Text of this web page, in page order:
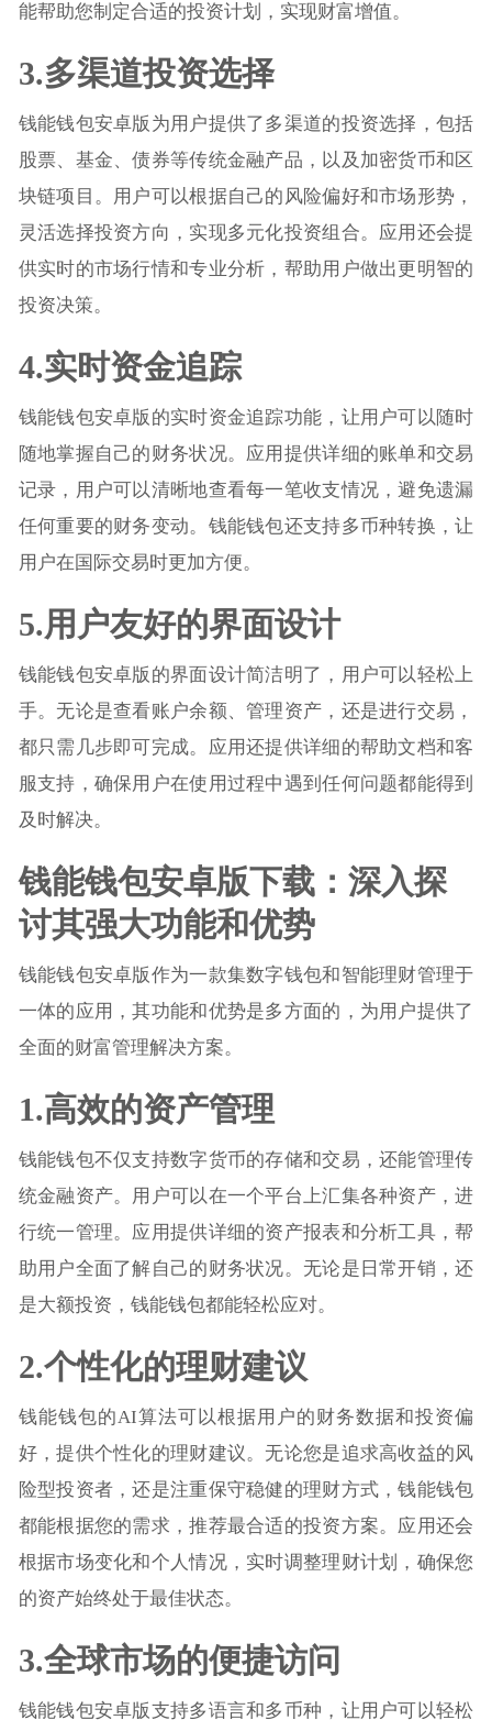
能帮助您制定合适的投资计划，实现财富增值。
3.多渠道投资选择
钱能钱包安卓版为用户提供了多渠道的投资选择，包括
股票、基金、债券等传统金融产品，以及加密货币和区
块链项目。用户可以根据自己的风险偏好和市场形势，
灵活选择投资方向，实现多元化投资组合。应用还会提
供实时的市场行情和专业分析，帮助用户做出更明智的
投资决策。
4.实时资金追踪
钱能钱包安卓版的实时资金追踪功能，让用户可以随时
随地掌握自己的财务状况。应用提供详细的账单和交易
记录，用户可以清晰地查看每一笔收支情况，避免遗漏
任何重要的财务变动。钱能钱包还支持多币种转换，让
用户在国际交易时更加方便。
5.用户友好的界面设计
钱能钱包安卓版的界面设计简洁明了，用户可以轻松上
手。无论是查看账户余额、管理资产，还是进行交易，
都只需几步即可完成。应用还提供详细的帮助文档和客
服支持，确保用户在使用过程中遇到任何问题都能得到
及时解决。
钱能钱包安卓版下载：深入探
讨其强大功能和优势
钱能钱包安卓版作为一款集数字钱包和智能理财管理于
一体的应用，其功能和优势是多方面的，为用户提供了
全面的财富管理解决方案。
1.高效的资产管理
钱能钱包不仅支持数字货币的存储和交易，还能管理传
统金融资产。用户可以在一个平台上汇集各种资产，进
行统一管理。应用提供详细的资产报表和分析工具，帮
助用户全面了解自己的财务状况。无论是日常开销，还
是大额投资，钱能钱包都能轻松应对。
2.个性化的理财建议
钱能钱包的AI算法可以根据用户的财务数据和投资偏
好，提供个性化的理财建议。无论您是追求高收益的风
险型投资者，还是注重保守稳健的理财方式，钱能钱包
都能根据您的需求，推荐最合适的投资方案。应用还会
根据市场变化和个人情况，实时调整理财计划，确保您
的资产始终处于最佳状态。
3.全球市场的便捷访问
钱能钱包安卓版支持多语言和多币种，让用户可以轻松